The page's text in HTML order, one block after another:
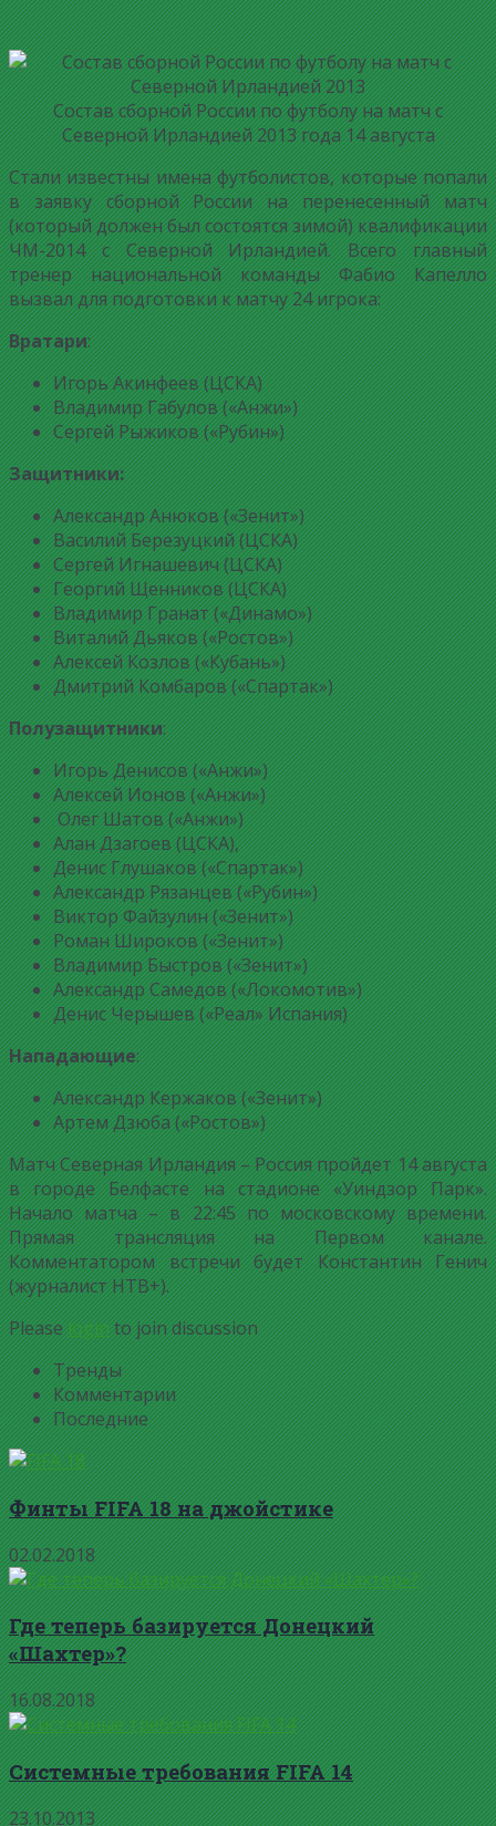
Состав сборной России по футболу на матч с
Северной Ирландией 2013 года 14 августа
Стали известны имена футболистов, которые попали
в заявку сборной России на перенесенный матч
(который должен был состоятся зимой) квалификации
ЧМ-2014 с Северной Ирландией. Всего главный
тренер национальной команды Фабио Капелло
вызвал для подготовки к матчу 24 игрока:
Вратари:
Игорь Акинфеев (ЦСКА)
Владимир Габулов («Анжи»)
Сергей Рыжиков («Рубин»)
Защитники:
Александр Анюков («Зенит»)
Василий Березуцкий (ЦСКА)
Сергей Игнашевич (ЦСКА)
Георгий Щенников (ЦСКА)
Владимир Гранат («Динамо»)
Виталий Дьяков («Ростов»)
Алексей Козлов («Кубань»)
Дмитрий Комбаров («Спартак»)
Полузащитники:
Игорь Денисов («Анжи»)
Алексей Ионов («Анжи»)
Олег Шатов («Анжи»)
Алан Дзагоев (ЦСКА),
Денис Глушаков («Спартак»)
Александр Рязанцев («Рубин»)
Виктор Файзулин («Зенит»)
Роман Широков («Зенит»)
Владимир Быстров («Зенит»)
Александр Самедов («Локомотив»)
Денис Черышев («Реал» Испания)
Нападающие:
Александр Кержаков («Зенит»)
Артем Дзюба («Ростов»)
Матч Северная Ирландия – Россия пройдет 14 августа
в городе Белфасте на стадионе «Уиндзор Парк».
Начало матча – в 22:45 по московскому времени.
Прямая трансляция на Первом канале.
Комментатором встречи будет Константин Генич
(журналист НТВ+).
Pleaseloginto join discussion
Тренды
Комментарии
Последние
Финты FIFA 18 на джойстике
02.02.2018
Где теперь базируется Донецкий
«Шахтер»?
16.08.2018
Системные требования FIFA 14
23.10.2013